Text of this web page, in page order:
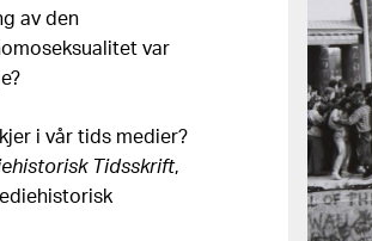
av den
var
i vår tids medier?
Tidsskrift,